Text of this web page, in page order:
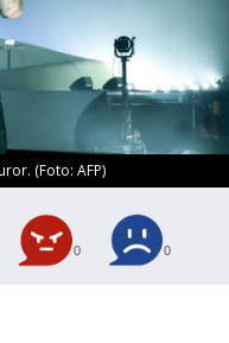
(Foto: AFP)
0 0